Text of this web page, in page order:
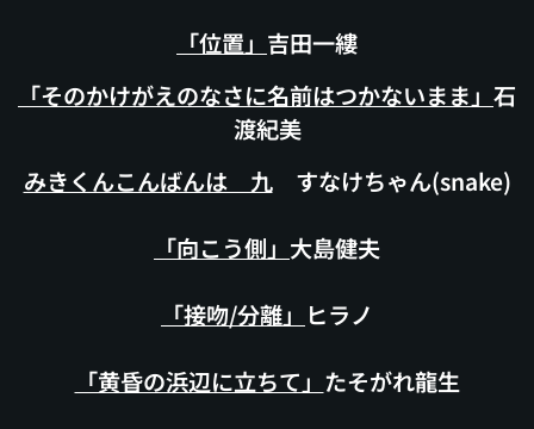
「位置」 吉田一縷
「そのかけがえのなさに名前はつかないまま」 石
渡紀美
みきくんこんばんは 九すなけちゃん(snake)
「向こう側」 大島健夫
「接吻/分離」 ヒラノ
「黄昏の浜辺に立ちて」 たそがれ龍生